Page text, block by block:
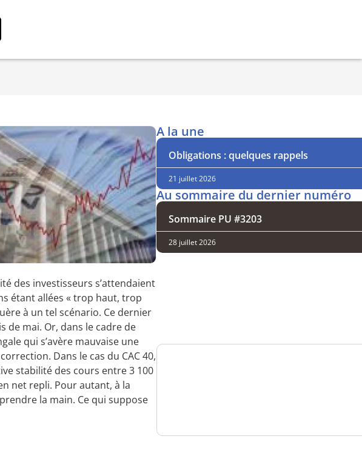
des investisseurs s’attendaient
étant allées « trop haut, trop
à un tel scénario. Ce dernier
de mai. Or, dans le cadre de
qui s’avère mauvaise une
Dans le cas du CAC 40,
stabilité des cours entre 3 100
net repli. Pour autant, à la
la main. Ce qui suppose
A la une
Obligations : quelques rappels
21 juillet 2026
Au sommaire du dernier numéro
Sommaire PU #3203
28 juillet 2026